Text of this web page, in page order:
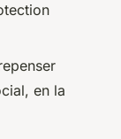
en la